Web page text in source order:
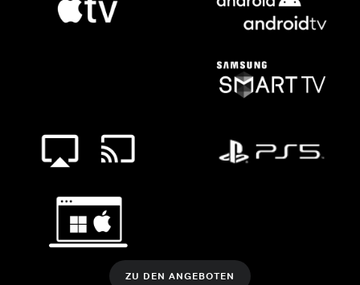
ZU DEN ANGEBOTEN